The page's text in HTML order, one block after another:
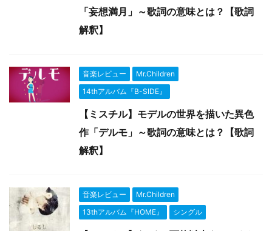
「妄想満月」～歌詞の意味とは？【歌詞
解釈】
音楽レビュー
Mr.Children
14thアルバム『B-SIDE』
【ミスチル】モデルの世界を描いた異色
作「デルモ」～歌詞の意味とは？【歌詞
解釈】
音楽レビュー
Mr.Children
13thアルバム『HOME』
シングル